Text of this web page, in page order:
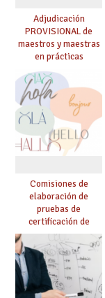
Adjudicación
PROVISIONAL de
maestros y maestras
en prácticas
Comisiones de
elaboración de
pruebas de
certificación de
competencia
lingüística: publicada
resolución definitiva